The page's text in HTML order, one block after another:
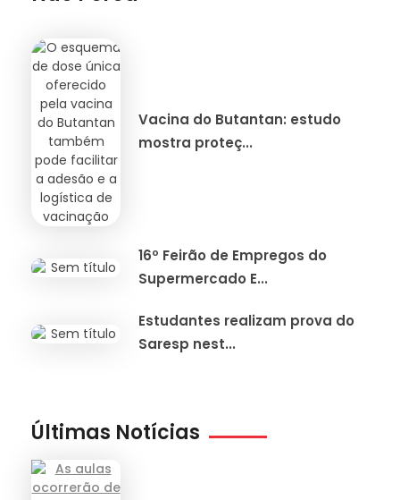
Vacina do Butantan: estudo
mostra proteç...
16º Feirão de Empregos do
Supermercado E...
Estudantes realizam prova do
Saresp nest...
Últimas Notícias